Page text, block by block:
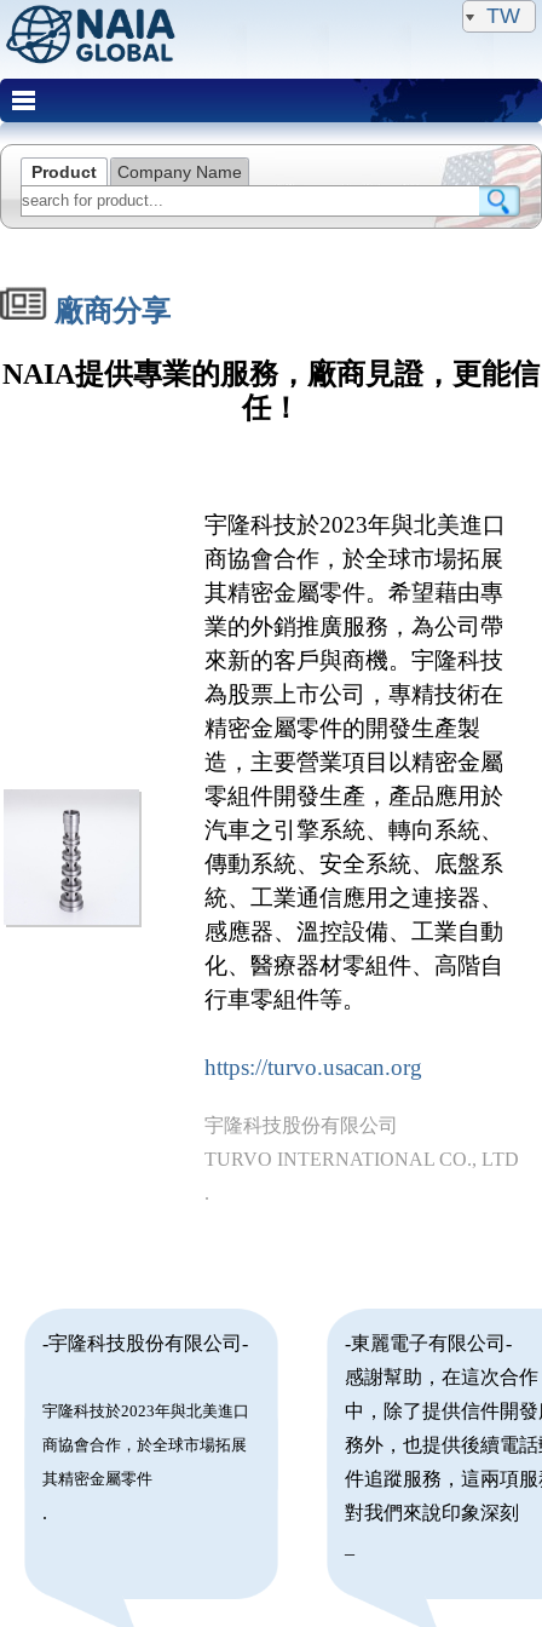
TW
Product Company Name
廠商分享
NAIA提供專業的服務，廠商見證，更能信
任！
宇隆科技於2023年與北美進口
商協會合作，於全球市場拓展
其精密金屬零件。希望藉由專
業的外銷推廣服務，為公司帶
來新的客戶與商機。宇隆科技
為股票上市公司，專精技術在
精密金屬零件的開發生產製
造，主要營業項目以精密金屬
零組件開發生產，產品應用於
汽車之引擎系統、轉向系統、
傳動系統、安全系統、底盤系
統、工業通信應用之連接器、
感應器、溫控設備、工業自動
化、醫療器材零組件、高階自
行車零組件等。
https://turvo.usacan.org
宇隆科技股份有限公司
TURVO INTERNATIONAL CO., LTD
.
-宇隆科技股份有限公司-
宇隆科技於2023年與北美進口
商協會合作，於全球市場拓展
其精密金屬零件
.
-東麗電子有限公司-
感謝幫助，在這次合作
中，除了提供信件開發
務外，也提供後續電話
件追蹤服務，這兩項服
對我們來說印象深刻